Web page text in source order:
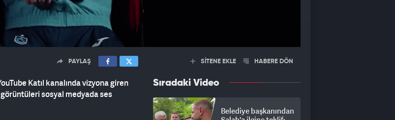
PAYLAŞ
Katıl kanalında vizyona giren
sosyal medyada ses
SİTENE EKLE HABERE DÖN
Sıradaki Video
Belediye başkanından